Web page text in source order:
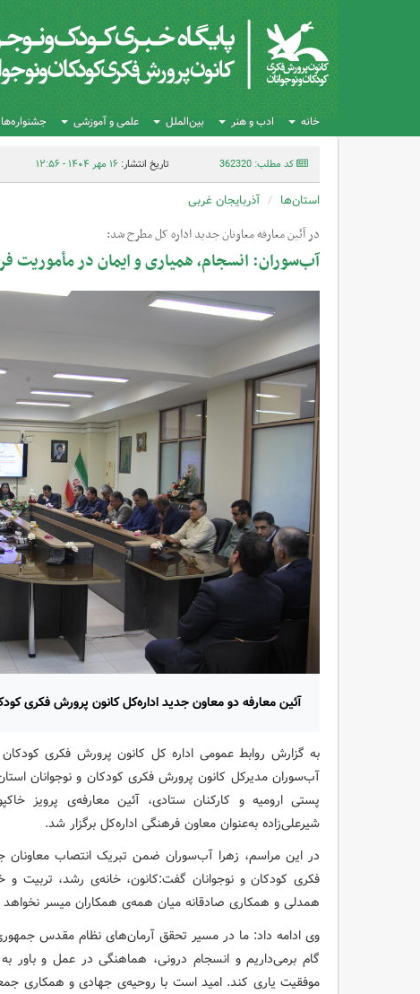
خانه ادب و هنر بین‌الملل علمی و آموزشی
کد مطلب: 362320 تاریخ انتشار:۱۶ مهر ۱۴۰۴ - ۱۲:۵۶
استان‌ها آذربایجان غربی
در آئین معارفه معاونان جدید اداره کل مطرح شد:
آب‌سوران: انسجام، همیاری و ایمان در مأموریت
آئین معارفه دو معاون جدید اداره‌کل کانون پرورش فکری
به گزارش روابط عمومی اداره کل کانون پرورش فکری کودکان
آب‌سوران مدیرکل کانون پرورش فکری کودکان و نوجوانان
پستی ارومیه و کارکنان ستادی، آئین معارفه‌ی پرویز
شیرعلی‌زاده به‌عنوان معاون فرهنگی اداره‌کل برگزار شد.
در این مراسم، زهرا آب‌سوران ضمن تبریک انتصاب
فکری کودکان و نوجوانان گفت:کانون، خانه‌ی رشد، تربیت
همدلی و همکاری صادقانه میان همه‌ی همکاران میسر نخواهد
وی ادامه داد: ما در مسیر تحقق آرمان‌های نظام مقدس
گام برمی‌داریم و انسجام درونی، هماهنگی در عمل و باور
موفقیت یاری کند. امید است با روحیه‌ی جهادی و همکاری